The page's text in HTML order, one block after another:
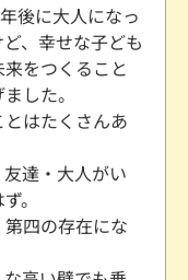
後に大人になっ
、幸せな子ども
をつくること
した。
はたくさんあ
達・大人がい
。
四の存在にな